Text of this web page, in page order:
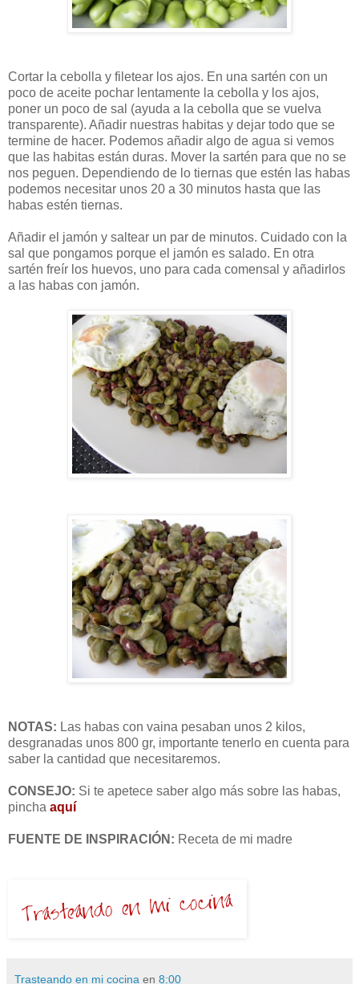
Cortar la cebolla y filetear los ajos. En una sartén con un
poco de aceite pochar lentamente la cebolla y los ajos,
poner un poco de sal (ayuda a la cebolla que se vuelva
transparente). Añadir nuestras habitas y dejar todo que se
termine de hacer. Podemos añadir algo de agua si vemos
que las habitas están duras. Mover la sartén para que no se
nos peguen. Dependiendo de lo tiernas que estén las habas
podemos necesitar unos 20 a 30 minutos hasta que las
habas estén tiernas.
Añadir el jamón y saltear un par de minutos. Cuidado con la
sal que pongamos porque el jamón es salado. En otra
sartén freír los huevos, uno para cada comensal y añadirlos
a las habas con jamón.
NOTAS: Las habas con vaina pesaban unos 2 kilos,
desgranadas unos 800 gr, importante tenerlo en cuenta para
saber la cantidad que necesitaremos.
CONSEJO: Si te apetece saber algo más sobre las habas,
pincha aquí
FUENTE DE INSPIRACIÓN: Receta de mi madre
Trasteando en mi cocina en 8:00